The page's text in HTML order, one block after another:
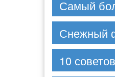
Самый
Снежный
10